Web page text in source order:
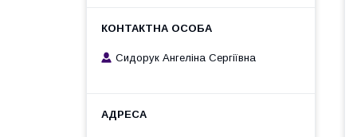
Сидорук Ангеліна Сергіївна